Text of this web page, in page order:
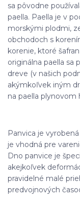
sa pôvodne
paella. Paella je v
morskými plodmi,
obchodoch s
korenie, ktoré
originálna paella sa
dreve (v našich
akýmkoľvek iným
na paella plynovom
Panvica je
je vhodná pre
Dno panvice je
akejkoľvek
pravidelné malé
predvojnových